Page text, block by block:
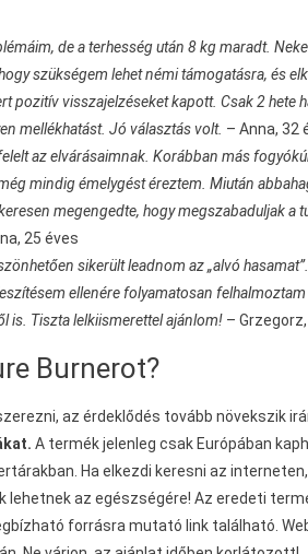
de a terhesség után 8 kg maradt.
szükségem lehet némi támogatásra, és
pozitív visszajelzéseket kapott. Csak 2 hete
mellékhatást. Jó választás volt. – Anna, 32
az elvárásaimnak. Korábban más
mindig émelygést éreztem. Miután
megengedte, hogy megszabaduljak a
25 éves
sikerült leadnom az „alvó
ellenére folyamatosan
is. Tiszta lelkiismerettel ajánlom! –
Burnerot?
az érdeklődés tovább növekszik
A termék jelenleg csak Európában
Ha elkezdi keresni az
lehetnek az egészségére! Az eredeti
forrásra mutató link található.